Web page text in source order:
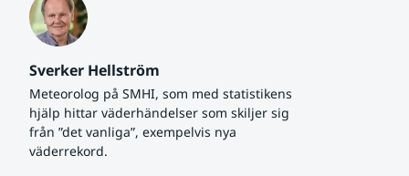
Sverker Hellström
Meteorolog på SMHI, som med statistikens
hjälp hittar väderhändelser som skiljer sig
från ”det vanliga”, exempelvis nya
väderrekord.